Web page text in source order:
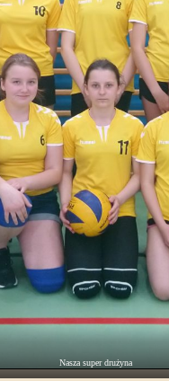
Nasza super drużyna